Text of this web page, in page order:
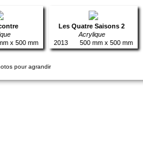
x 500 mm
Les Quatre Saisons 2
Acrylique
2013
500 mm x 500 mm
pour agrandir